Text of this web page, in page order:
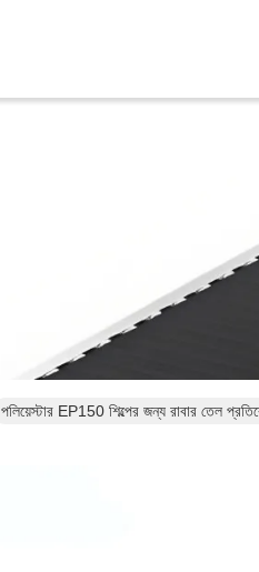
পলিয়েস্টার EP150 শিল্পের জন্য রাবার তেল